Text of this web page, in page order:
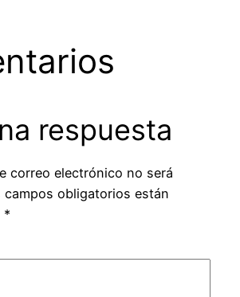
respuesta
correo electrónico no será
campos obligatorios están
*